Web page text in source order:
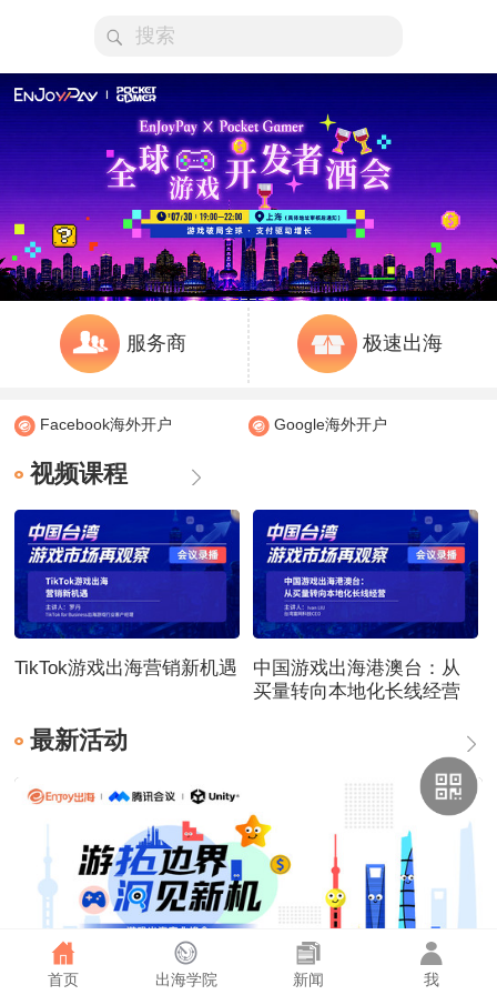
服务商 极速出海
Facebook海外开户 Google海外开户
视频课程
TikTok游戏出海营销新机遇
中国游戏出海港澳台：从
买量转向本地化长线经营
最新活动
首页 出海学院 新闻 我